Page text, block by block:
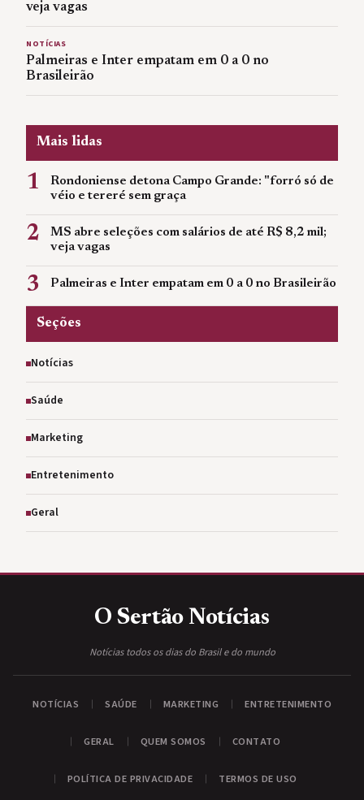
veja vagas
NOTÍCIAS
Palmeiras e Inter empatam em 0 a 0 no
Brasileirão
Mais lidas
1
Rondoniense detona Campo Grande: "forró só de
véio e tereré sem graça
2
MS abre seleções com salários de até R$ 8,2 mil;
veja vagas
3 Palmeiras e Inter empatam em 0 a 0 no Brasileirão
Seções
Notícias
Saúde
Marketing
Entretenimento
Geral
O Sertão Notícias
Notícias todos os dias do Brasil e do mundo
NOTÍCIAS SAÚDE MARKETING ENTRETENIMENTO
GERAL QUEM SOMOS CONTATO
POLÍTICA DE PRIVACIDADE TERMOS DE USO